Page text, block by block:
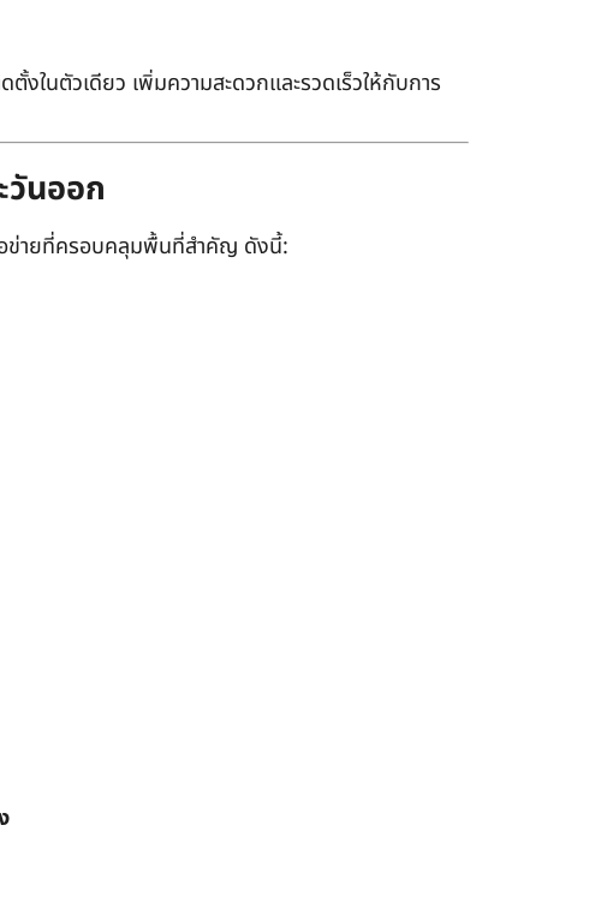
ในตัวเดียว เพิ่มความสะดวกและรวดเร็วให้กับการ
นออก
อข่ายที่ครอบคลุมพื้นที่สำคัญ ดังนี้: